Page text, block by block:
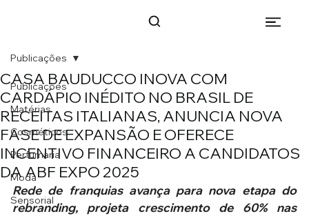
Publicações
Matérias
Cosméticos
Perfumaria
Moda
Sensorial
Publicações
CASA BAUDUCCO INOVA COM
CARDÁPIO INÉDITO NO BRASIL DE
RECEITAS ITALIANAS, ANUNCIA NOVA
FASE DE EXPANSÃO E OFERECE
INCENTIVO FINANCEIRO A CANDIDATOS
DA ABF EXPO 2025
Rede de franquias avança para nova etapa do
rebranding, projeta crescimento de 60% nas